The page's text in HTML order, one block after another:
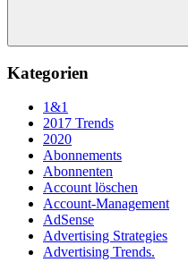
Suchen
Kategorien
1&1
2017 Trends
2020
Abonnements
Abonnenten
Account löschen
Account-Management
AdSense
Advertising Strategies
Advertising Trends.